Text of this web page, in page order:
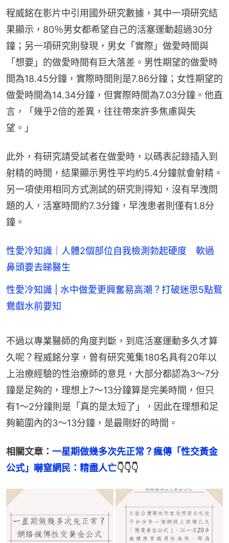
程威銘在影片中引用國外研究數據，其中一項研究結
果顯示，80％男女都希望自己的活塞運動超過30分
鐘；另一項研究則發現，男女「實際」做愛時間與
「想要」的做愛時間有巨大落差。男性期望的做愛時
間為18.45分鐘，實際時間則是7.86分鐘；女性期望的
做愛時間為14.34分鐘，但實際時間為7.03分鐘。他直
言，「幾乎2倍的差異，往往帶來許多焦慮與失
望。」
此外，有研究請受試者在做愛時，以碼表記錄插入到
射精的時間，結果顯示男性平均約5.4分鐘就會射精。
另一項使用相同方式測試的研究則得知，沒有早洩問
題的人，活塞時間約7.3分鐘，早洩患者則僅有1.8分
鐘。
性愛冷知識｜人體2個部位自我檢測勃起硬度 軟過
鼻頭要去睇醫生
性愛冷知識 | 水中做愛更興奮易高潮？打破迷思5點鴛
鴦戲水前要知
不過以專業醫師的角度判斷，到底活塞運動多久才算
久呢？程威銘分享，曾有研究蒐集180名具有20年以
上治療經驗的性治療師的意見，大部分都認為3～7分
鐘是足夠的，理想上7～13分鐘算是完美時間，但只
有1～2分鐘則是「真的是太短了」，因此在理想和足
夠範圍內的3～13分鐘，是最剛好的時間。
相關文章： 一星期做幾多次先正常？瘋傳「性交黃金
公式」嚇窒網民：精盡人亡👇👇👇